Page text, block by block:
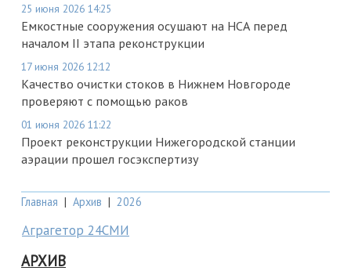
25 июня 2026 14:25
Емкостные сооружения осушают на НСА перед
началом II этапа реконструкции
17 июня 2026 12:12
Качество очистки стоков в Нижнем Новгороде
проверяют с помощью раков
01 июня 2026 11:22
Проект реконструкции Нижегородской станции
аэрации прошел госэкспертизу
Главная | Архив | 2026
Аграгетор 24СМИ
АРХИВ